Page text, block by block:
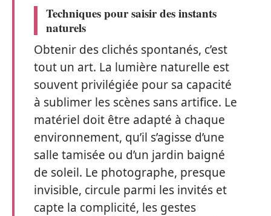
Techniques pour saisir des instants
naturels
Obtenir des clichés spontanés, c’est
tout un art. La lumière naturelle est
souvent privilégiée pour sa capacité
à sublimer les scènes sans artifice. Le
matériel doit être adapté à chaque
environnement, qu’il s’agisse d’une
salle tamisée ou d’un jardin baigné
de soleil. Le photographe, presque
invisible, circule parmi les invités et
capte la complicité, les gestes